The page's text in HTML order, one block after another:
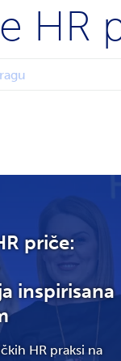
HR
priče:
inspirisana
HR praksi na